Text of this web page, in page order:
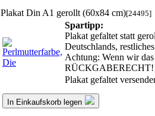
Plakat Din A1 gerollt (60x84 cm)[24495]
Spartipp:
Plakat gefaltet statt
Deutschlands,
Achtung: Wenn wir
RÜCKGABERECHT!
Plakat gefaltet
In Einkaufskorb legen